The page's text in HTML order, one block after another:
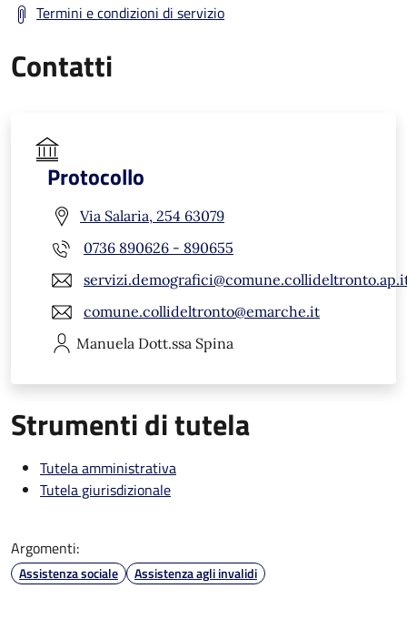
Termini e condizioni di servizio
Contatti
Protocollo
Via Salaria, 254 63079
0736 890626 - 890655
comune.collideltronto@emarche.it
Manuela Dott.ssa Spina
Strumenti di tutela
Tutela amministrativa
Tutela giurisdizionale
Argomenti:
Assistenza sociale Assistenza agli invalidi